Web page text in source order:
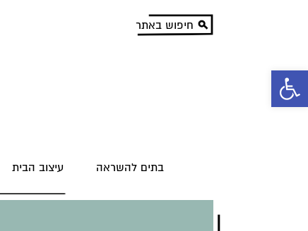
פתח סרגל נגישות
בתים להשראה עיצוב הבית